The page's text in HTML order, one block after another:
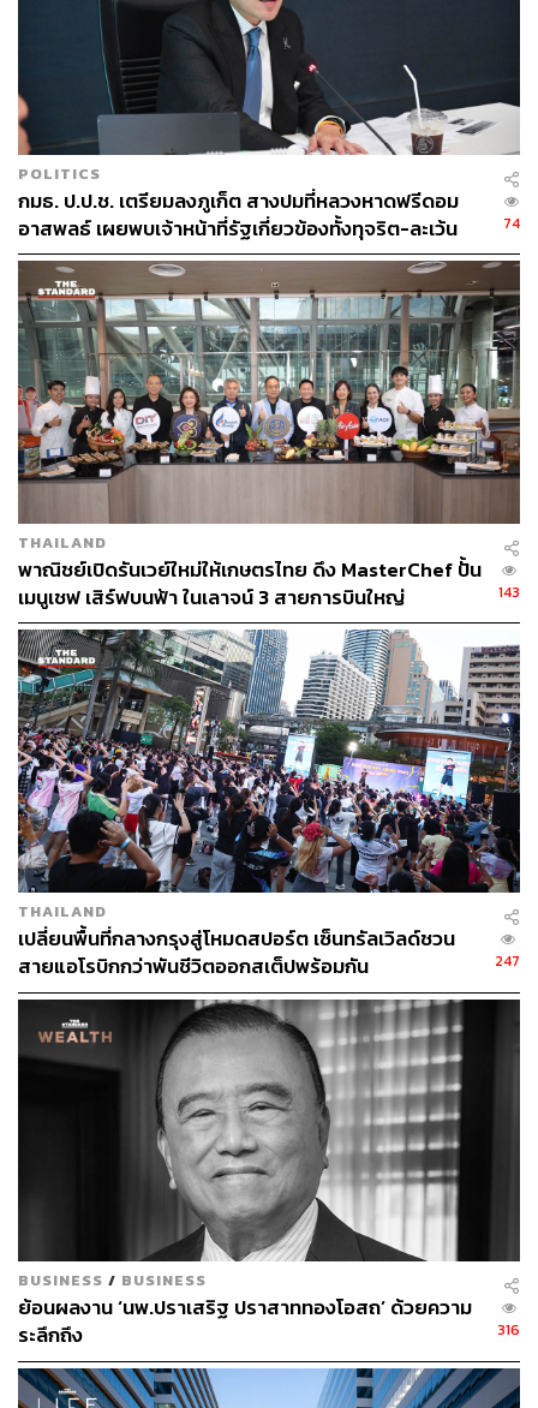
อีกทั้งยังมี Outdoor Activity ให้ร่วมสนุกอีกมากมาย ไม่ว่าจะ
เป็นการแข่งขันวอลเลย์บอลชายหาด คลาสเต้นซุมบ้า และ
คลาสโยคะ By Roxy นำโดย ครูแนน-วริษา สุทธิกุลพานิช
ครูฝึกสอนโยคะชื่อดัง การันตีความเชี่ยวชาญด้วยใบรับรอง
Yoga Alliance International
ก่อนปิดท้ายกับออนเดอะบีชฟรีมินิคอนเสิร์ตจาก WANYAi x
Mon Monik บรรยากาศสนุกแค่ไหน ไปดูกัน
POLITICS
กมธ. ป.ป.ช. เตรียมลงภูเก็ต สางปมที่หลวงหาดฟรีดอม
อาสพลธ์ เผยพบเจ้าหน้าที่รัฐเกี่ยวข้องทั้งทุจริต-ละเว้น
หน้าที่
74
THAILAND
พาณิชย์เปิดรันเวย์ใหม่ให้เกษตรไทย ดึง MasterChef ปั้น
เมนูเชฟ เสิร์ฟบนฟ้า ในเลาจน์ 3 สายการบินใหญ่
143
THAILAND
เปลี่ยนพื้นที่กลางกรุงสู่โหมดสปอร์ต เซ็นทรัลเวิลด์ชวน
สายแอโรบิกกว่าพันชีวิตออกสเต็ปพร้อมกัน
247
BUSINESS / BUSINESS
ย้อนผลงาน ‘นพ.ปราเสริฐ ปราสาททองโอสถ’ ด้วยความ
ระลึกถึง
316